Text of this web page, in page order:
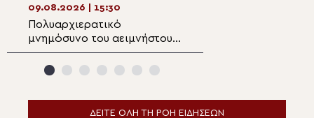
09.08.2026 | 15:30
Πολυαρχιερατικό
μνημόσυνο του αειμνήστου
Χρυσοστόμου Σταμούλη στην
Άνω Τούμπα
ΔΕΙΤΕ ΟΛΗ ΤΗ ΡΟΗ ΕΙΔΗΣΕΩΝ